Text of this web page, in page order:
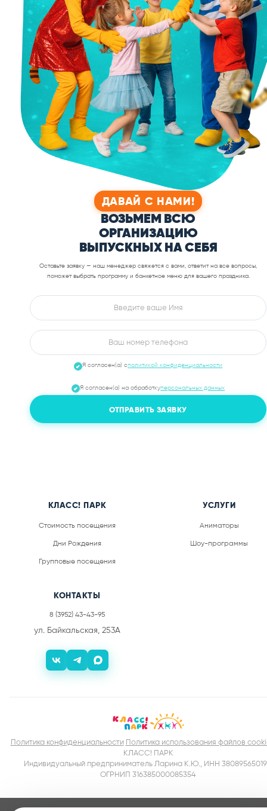
БЕРЁМ ЗАБОТЫ
НА СЕБЯ!
Берём все заботы в организации
выпускных на себя
Команда
ПЕРСОНАЛЬНЫЙ
МЕНЕДЖЕР
И
ВОЗЬМЕМ ВСЮ
КЛАСС! ПАРК
Стоимость посещения
Дни Рождения
Групповые посещения
УСЛУГИ
Аниматоры
Шоу-программы
КОНТАКТЫ
8 (3952) 43-43-95
ул. Байкальская, 253А
Политика конфиденциальности Политика использования файлов
КЛАСС! ПАРК
Индивидуальный предприниматель Ларина К.Ю., ИНН
ОГРНИП 316385000085354